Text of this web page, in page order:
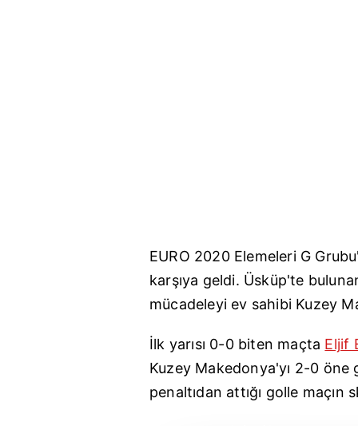
EURO 2020 Elemeleri G
karşıya geldi. Üsküp'te
mücadeleyi ev sahibi Kuzey
İlk yarısı 0-0 biten maçta Eljif
Kuzey Makedonya'yı 2-0
penaltıdan attığı golle maçın